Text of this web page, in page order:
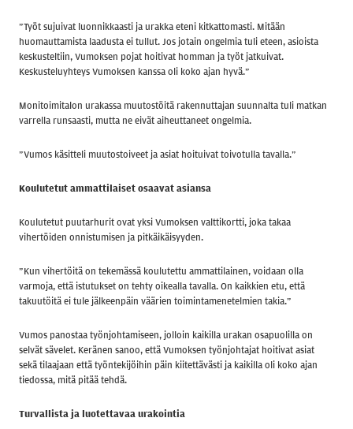
”Työt sujuivat luonnikkaasti ja urakka eteni kitkattomasti. Mitään
huomauttamista laadusta ei tullut. Jos jotain ongelmia tuli eteen, asioista
keskusteltiin, Vumoksen pojat hoitivat homman ja työt jatkuivat.
Keskusteluyhteys Vumoksen kanssa oli koko ajan hyvä.”
Monitoimitalon urakassa muutostöitä rakennuttajan suunnalta tuli matkan
varrella runsaasti, mutta ne eivät aiheuttaneet ongelmia.
”Vumos käsitteli muutostoiveet ja asiat hoituivat toivotulla tavalla.”
Koulutetut ammattilaiset osaavat asiansa
Koulutetut puutarhurit ovat yksi Vumoksen valttikortti, joka takaa
vihertöiden onnistumisen ja pitkäikäisyyden.
”Kun vihertöitä on tekemässä koulutettu ammattilainen, voidaan olla
varmoja, että istutukset on tehty oikealla tavalla. On kaikkien etu, että
takuutöitä ei tule jälkeenpäin väärien toimintamenetelmien takia.”
Vumos panostaa työnjohtamiseen, jolloin kaikilla urakan osapuolilla on
selvät sävelet. Keränen sanoo, että Vumoksen työnjohtajat hoitivat asiat
sekä tilaajaan että työntekijöihin päin kiitettävästi ja kaikilla oli koko ajan
tiedossa, mitä pitää tehdä.
Turvallista ja luotettavaa urakointia